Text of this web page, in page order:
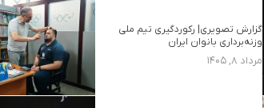
گزارش تصویری| رکوردگیری تیم ملی
وزنه‌برداری بانوان ایران
مرداد ۸, ۱۴۰۵